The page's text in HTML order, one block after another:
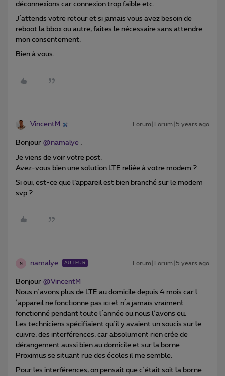
déconnexions car connexion trop faible etc.
J´attends votre retour et si jamais vous avez besoin de
reboot la bbox ou autre, faites le nécessaire sans attendre
mon consentement.
Bien à vous.
VincentM Forum|Forum|5 years ago
Bonjour @namalye ,
Je viens de voir votre post.
Avez-vous bien une solution LTE reliée à votre modem ?
Si oui, est-ce que l’appareil est bien branché sur le modem
svp ?
N namalye AUTEUR Forum|Forum|5 years ago
Bonjour @VincentM
Nous n´avons plus de LTE au domicile depuis 4 mois car l
´appareil ne fonctionne pas ici et n´a jamais vraiment
fonctionné pendant toute l´année ou nous l´avons eu.
Les techniciens spécifiaient qu´il y avaient un soucis sur le
cuivre, des interférences, car absolument rien crée de
dérangement aussi bien au domicile et sur la borne
Proximus se situant rue des écoles il me semble.
Pour les interférences, on pensait que c´était soit la borne